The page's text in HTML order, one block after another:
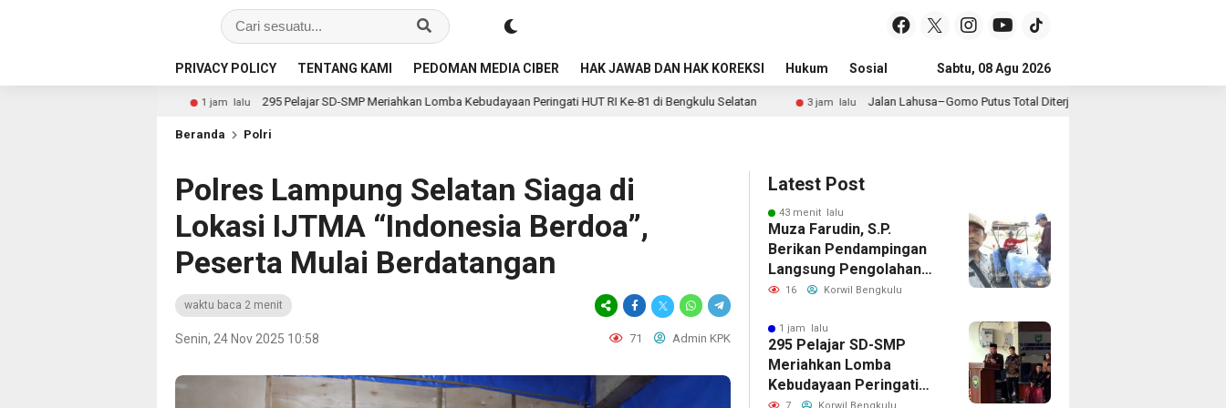
PRIVACY POLICY TENTANG KAMI PEDOMAN MEDIA CIBER HAK JAWAB DAN HAK KOREKSI Hukum Sosial Pendidikan Politik
Sabtu, 08 Agu 2026
295 Pelajar SD-SMP Meriahkan Lomba Kebudayaan Peringati HUT RI Ke-81 di Bengkulu Selatan 3 jam lalu Jalan Lahusa–Gomo Putus Total Diterjang Longsor, Warga Desak Pemkab Nias Selatan
Beranda Polri
Polres Lampung Selatan Siaga di
Lokasi IJTMA “Indonesia Berdoa”,
Peserta Mulai Berdatangan
waktu baca 2 menit
Senin, 24 Nov 2025 10:58 71 Admin KPK
Latest Post
43 menit lalu
Muza Farudin, S.P.
Berikan Pendampingan
Langsung Pengolahan
Lahan Sawah di Seginim
16 Korwil Bengkulu
1 jam lalu
295 Pelajar SD-SMP
Meriahkan Lomba
Kebudayaan Peringati